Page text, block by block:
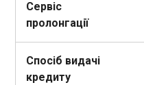
Сервіс
пролонгації
Спосіб видачі
кредиту